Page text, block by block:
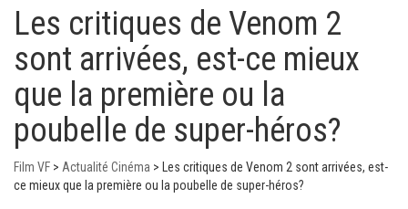
Les critiques de Venom 2
sont arrivées, est-ce mieux
que la première ou la
poubelle de super-héros?
Film VF > Actualité Cinéma >
Les critiques de Venom 2 sont arrivées, est-
ce mieux que la première ou la poubelle de super-héros?